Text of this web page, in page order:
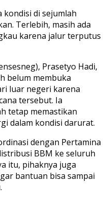
kondisi di sejumlah
Terlebih, masih ada
karena jalur terputus
Prasetyo Hadi,
belum membuka
luar negeri karena
tersebut. Ia
tetap memastikan
dalam kondisi darurat.
dengan Pertamina
BBM ke seluruh
itu, pihaknya juga
bantuan bisa sampai